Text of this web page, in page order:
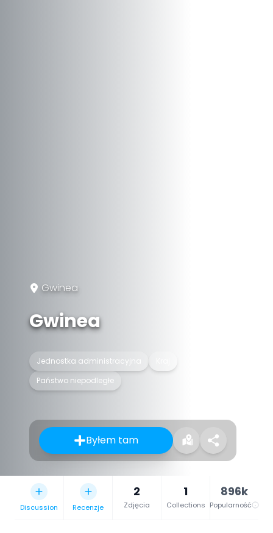
Gwinea
Gwinea
Jednostka administracyjna
Państwo niepodległe
Byłem tam
Discussion Recenzje
2
Zdjęcia
1
Collections
896k
Popularność